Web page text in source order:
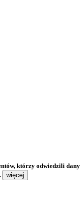
którzy odwiedzili dany
więcej